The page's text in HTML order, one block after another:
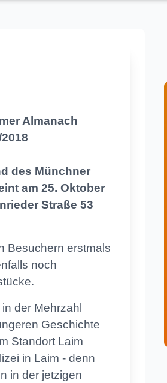
des Münchner
am 25. Oktober
Straße 53
Besuchern erstmals
noch
der Mehrzahl
Geschichte
Standort Laim
in Laim - denn
in der jetzigen